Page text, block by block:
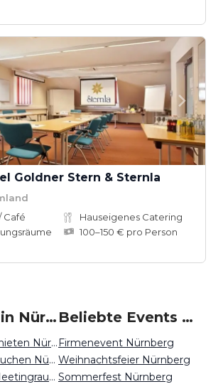
Goldner Stern & Sternla
Café
Hauseigenes Catering
100–150 € pro Person
Locations in Nürnberg mieten
Eventlocation mieten Nürnberg
Tagungshotel buchen Nürnberg
Seminar- und Meetingraum mieten Nürnberg
Beliebte Events in Nürnberg
Firmenevent Nürnberg
Weihnachtsfeier Nürnberg
Sommerfest Nürnberg